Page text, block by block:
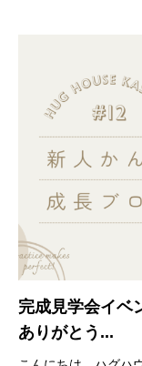
完成見学会イベ
ありがとう...